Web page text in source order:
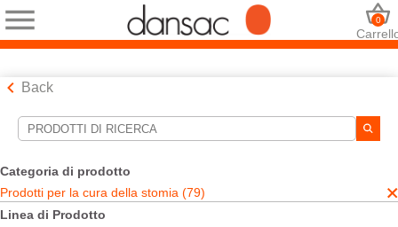
0
Back
Categoria di prodotto
Prodotti per la cura della stomia (79)
Linea di Prodotto
Strumenti di ricerca
Le tue selezioni:
Prodotti per la cura della stomia
Accessori
Cintura per stomia